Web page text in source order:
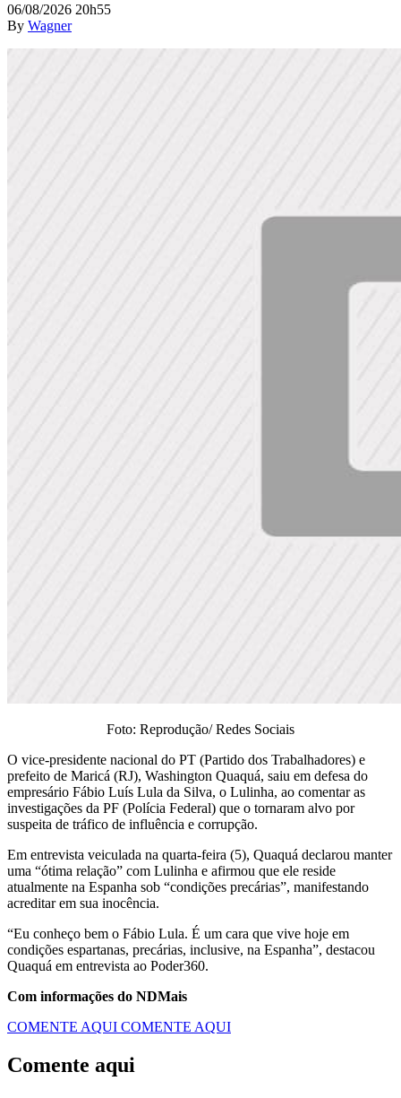
06/08/2026 20h55
By Wagner
Foto: Reprodução/ Redes Sociais
O vice-presidente nacional do PT (Partido dos Trabalhadores) e
prefeito de Maricá (RJ), Washington Quaquá, saiu em defesa do
empresário Fábio Luís Lula da Silva, o Lulinha, ao comentar as
investigações da PF (Polícia Federal) que o tornaram alvo por
suspeita de tráfico de influência e corrupção.
Em entrevista veiculada na quarta-feira (5), Quaquá declarou manter
uma “ótima relação” com Lulinha e afirmou que ele reside
atualmente na Espanha sob “condições precárias”, manifestando
acreditar em sua inocência.
“Eu conheço bem o Fábio Lula. É um cara que vive hoje em
condições espartanas, precárias, inclusive, na Espanha”, destacou
Quaquá em entrevista ao Poder360.
Com informações do NDMais
COMENTE AQUI COMENTE AQUI
Comente aqui